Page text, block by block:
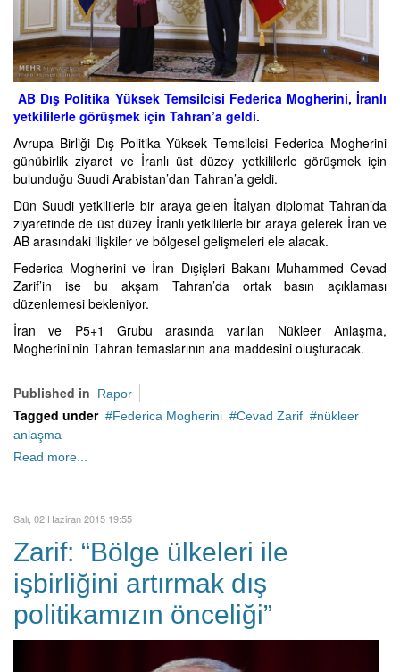
AB Dış Politika Yüksek Temsilcisi Federica Mogherini, İranlı
yetkililerle görüşmek için Tahran’a geldi.
Avrupa Birliği Dış Politika Yüksek Temsilcisi Federica Mogherini
günübirlik ziyaret ve İranlı üst düzey yetkililerle görüşmek için
bulunduğu Suudi Arabistan’dan Tahran’a geldi.
Dün Suudi yetkililerle bir araya gelen İtalyan diplomat Tahran’da
ziyaretinde de üst düzey İranlı yetkililerle bir araya gelerek İran ve
AB arasındaki ilişkiler ve bölgesel gelişmeleri ele alacak.
Federica Mogherini ve İran Dışişleri Bakanı Muhammed Cevad
Zarif’in ise bu akşam Tahran’da ortak basın açıklaması
düzenlemesi bekleniyor.
İran ve P5+1 Grubu arasında varılan Nükleer Anlaşma,
Mogherini’nin Tahran temaslarının ana maddesini oluşturacak.
Published in Rapor
Tagged under Federica Mogherini Cevad Zarif
nükleer
anlaşma
Read more...
Salı, 02 Haziran 2015 19:55
Zarif: “Bölge ülkeleri ile
işbirliğini artırmak dış
politikamızın önceliği”